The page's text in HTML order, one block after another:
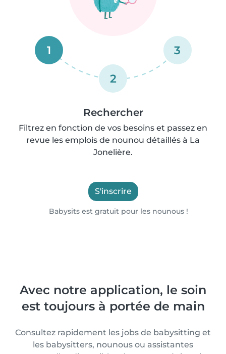
1
2
3
Rechercher
Filtrez en fonction de vos besoins et passez en
revue les emplois de nounou détaillés à La
Jonelière.
S'inscrire
Babysits est gratuit pour les nounous !
Avec notre application, le soin
est toujours à portée de main
Consultez rapidement les jobs de babysitting et
les babysitters, nounous ou assistantes